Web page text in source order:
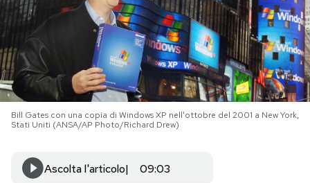
NEWSLETTER
I MIEI PREFERITI
SHOP
CALENDARIO
Bill Gates con una copia di Windows XP nell'ottobre del 2001 a New York,
Stati Uniti (ANSA/AP Photo/Richard Drew)
Ascolta l'articolo 09:03